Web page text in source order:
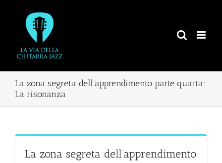
contenuto
La zona segreta dell’apprendimento parte quarta:
La risonanza
La zona segreta dell’apprendimento